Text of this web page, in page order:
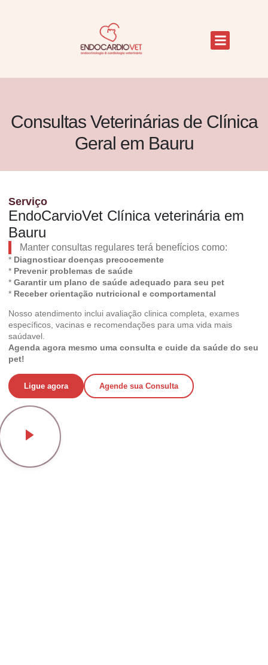
Consultas Veterinárias de Clínica
Geral em Bauru
Serviço
EndoCarvioVet Clínica veterinária em
Bauru
Manter consultas regulares terá benefícios como:
* Diagnosticar doenças precocemente
* Prevenir problemas de saúde
* Garantir um plano de saúde adequado para seu pet
* Receber orientação nutricional e comportamental
Nosso atendimento inclui avaliação clinica completa, exames
específicos, vacinas e recomendações para uma vida mais
saúdavel.
Agenda agora mesmo uma consulta e cuide da saúde do seu
pet!
Ligue agora Agende sua Consulta